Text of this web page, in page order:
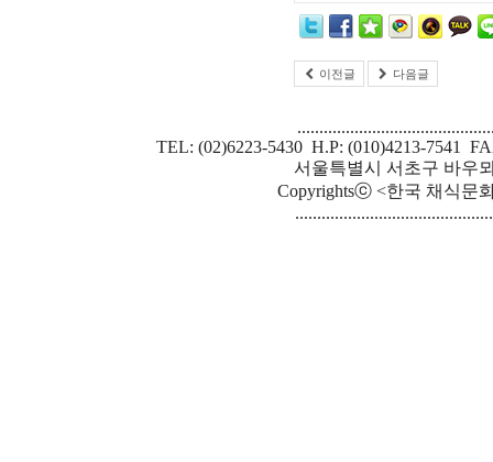
이전글 다음글
TEL: (02)6223-5430 H.P: (010)4213-7541
서울특별시 서초구 바우
Copyrightsⓒ <한국 채식문